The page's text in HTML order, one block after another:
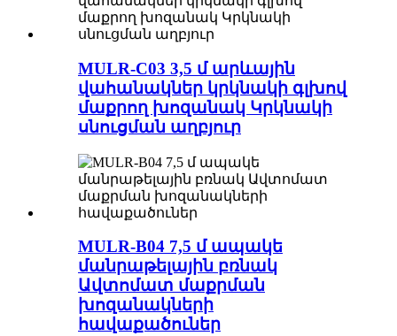
MULR-C03 3,5 մ արևային
վահանակներ կրկնակի գլխով
մաքրող խոզանակ Կրկնակի
սնուցման աղբյուր
MULR-B04 7,5 մ ապակե
մանրաթելային բռնակ
Ավտոմատ մաքրման
խոզանակների
հավաքածուներ